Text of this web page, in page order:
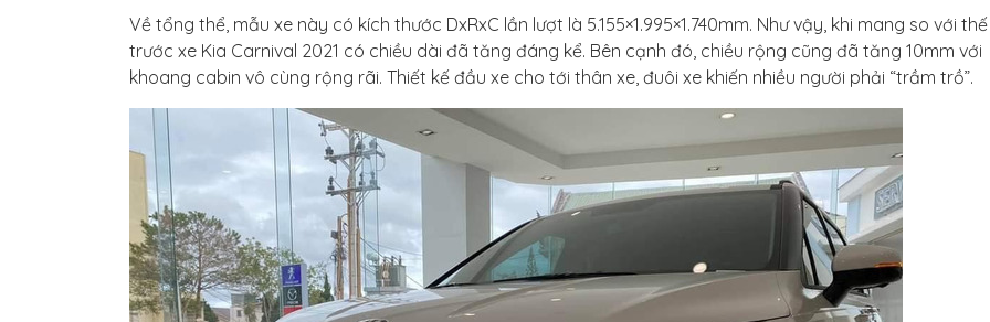
Về tổng thể, mẫu xe này có kích thước DxRxC lần lượt là 5.155×1.995×1.740mm. Như vậy, khi mang so với
trước xe Kia Carnival 2021 có chiều dài đã tăng đáng kể. Bên cạnh đó, chiều rộng cũng đã tăng 10mm với
khoang cabin vô cùng rộng rãi. Thiết kế đầu xe cho tới thân xe, đuôi xe khiến nhiều người phải “trầm trồ”.